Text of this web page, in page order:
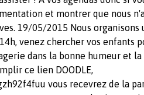
et montrer que nous
19/05/2015 Nous organisons
venez chercher vos enfants
dans la bonne humeur et
ce lien DOODLE,
vous recevrez de la